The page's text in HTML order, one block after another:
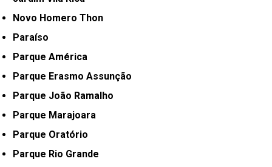
Novo Homero Thon
Paraíso
Parque América
Parque Erasmo Assunção
Parque João Ramalho
Parque Marajoara
Parque Oratório
Parque Rio Grande